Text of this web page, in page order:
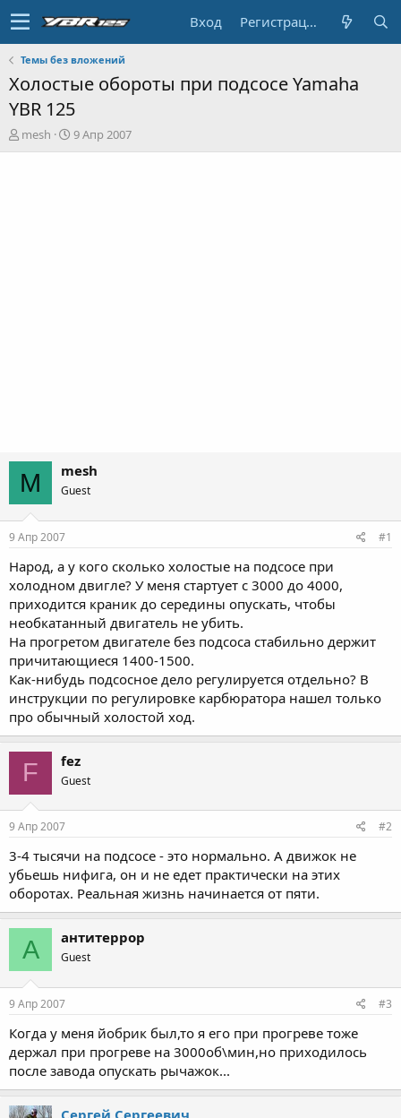
Вход Регистрация
Темы без вложений
Холостые обороты при подсосе Yamaha
YBR 125
А
в
mesh
Д
а
9 Апр 2007
M mesh
Guest
9 Апр 2007 #1
Народ, а у кого сколько холостые на подсосе при
холодном двигле? У меня стартует с 3000 до 4000,
приходится краник до середины опускать, чтобы
необкатанный двигатель не убить.
На прогретом двигателе без подсоса стабильно держит
причитающиеся 1400-1500.
Как-нибудь подсосное дело регулируется отдельно? В
инструкции по регулировке карбюратора нашел только
про обычный холостой ход.
F fez
Guest
9 Апр 2007 #2
3-4 тысячи на подсосе - это нормально. А движок не
убьешь нифига, он и не едет практически на этих
оборотах. Реальная жизнь начинается от пяти.
А антитеррор
Guest
9 Апр 2007 #3
Когда у меня йобрик был,то я его при прогреве тоже
держал при прогреве на 3000об\мин,но приходилось
после завода опускать рычажок...
Сергей Сергеевич